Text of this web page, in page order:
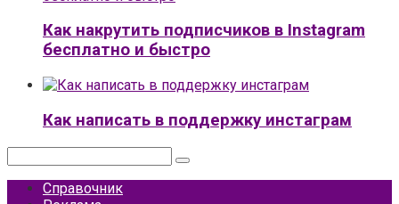
Как накрутить подписчиков в Instagram
бесплатно и быстро
Как написать в поддержку инстаграм
Справочник